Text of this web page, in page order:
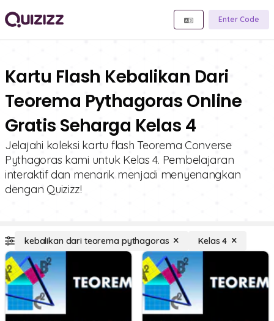
Enter Code
Kartu Flash Kebalikan Dari
Teorema Pythagoras Online
Gratis Seharga Kelas 4
Jelajahi koleksi kartu flash Teorema Converse
Pythagoras kami untuk Kelas 4. Pembelajaran
interaktif dan menarik menjadi menyenangkan
dengan Quizizz!
kebalikan dari teorema pythagoras Kelas 4